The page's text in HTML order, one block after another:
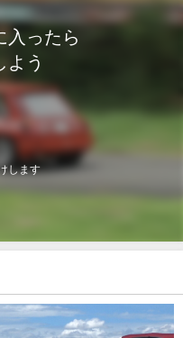
入ったら
よう
します